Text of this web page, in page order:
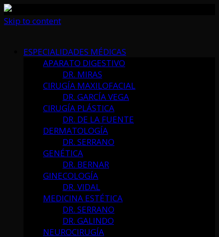
Skip to content
ESPECIALIDADES MÉDICAS
APARATO DIGESTIVO
DR. MIRAS
CIRUGÍA MAXILOFACIAL
DR. GARCÍA VEGA
CIRUGÍA PLÁSTICA
DR. DE LA FUENTE
DERMATOLOGÍA
DR. SERRANO
GENÉTICA
DR. BERNAR
GINECOLOGÍA
DR. VIDAL
MEDICINA ESTÉTICA
DR. SERRANO
DR. GALINDO
NEUROCIRUGÍA